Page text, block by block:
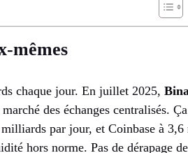
mêmes
chaque jour. En juillet 2025,
des échanges centralisés.
par jour, et Coinbase à
hors norme. Pas de dérapage